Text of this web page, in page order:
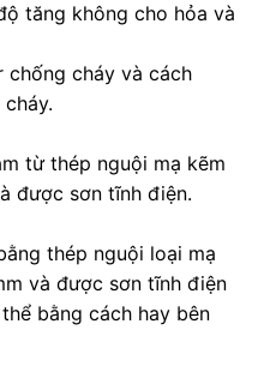
tăng không cho hỏa và
chống cháy và cách
từ thép nguội mạ kẽm
được sơn tĩnh điện.
thép nguội loại mạ
và được sơn tĩnh điện
bằng cách hay bên